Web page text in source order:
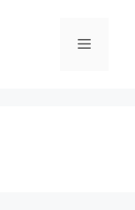
菜